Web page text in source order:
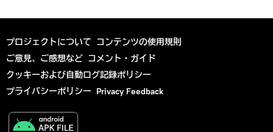
プロジェクトについて コンテンツの使用規則
ご意見、ご感想など コメント・ガイド
クッキーおよび自動ログ記録ポリシー
プライバシーポリシー Privacy Feedback